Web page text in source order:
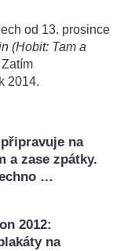
od 13. prosince
(Hobit: Tam a
2014.
na
a zase zpátky.
…
2012:
na